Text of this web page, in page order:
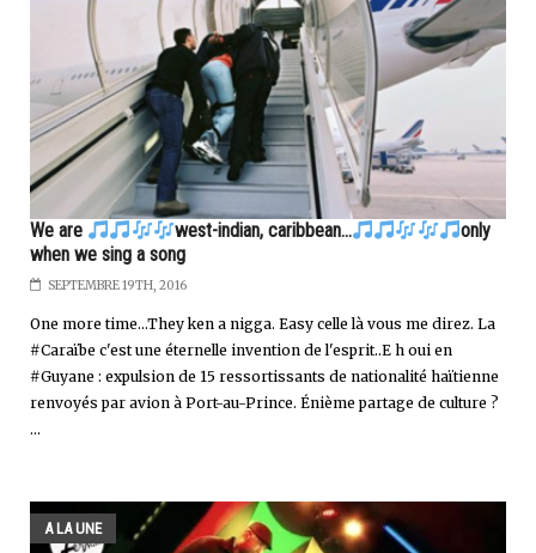
We are west-indian, caribbean...
only
when we sing a song
SEPTEMBRE 19TH, 2016
One more time...They ken a nigga. Easy celle là vous me direz. La
#Caraïbe c'est une éternelle invention de l'esprit..E h oui en
#Guyane : expulsion de 15 ressortissants de nationalité haïtienne
renvoyés par avion à Port-au-Prince. Énième partage de culture ?
...
A LA UNE